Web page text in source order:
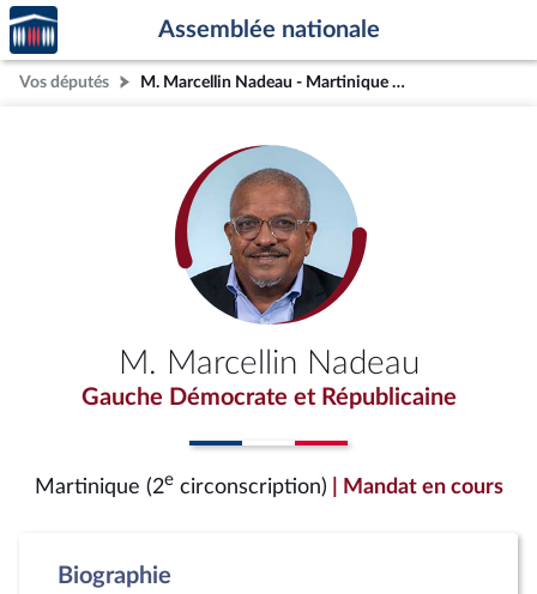
Aller au contenu
Aller en bas de la page
Accèder
à la
page
d'accueil
Assemblée nationale
Vos députés M. Marcellin Nadeau - Martinique (2e circonscription)
M. Marcellin Nadeau
Gauche Démocrate et Républicaine
Martinique (2ecirconscription) | Mandat en cours
Biographie